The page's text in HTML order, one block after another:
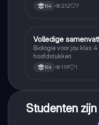
K4 212 7
Biologie
Volledige
Biologie voor jou klas
hoofdstukken
K4 119 1
Studenten